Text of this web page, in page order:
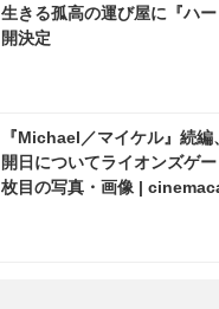
生きる孤高の運び屋に『ハ
開決定
『Michael／マイケル』続
開日についてライオンズゲ
枚目の写真・画像 |